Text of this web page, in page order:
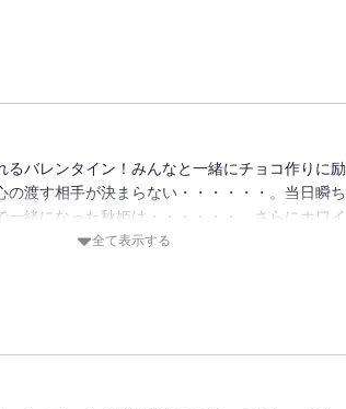
るバレンタイン！みんなと一緒にチョコ作りに励
の渡す相手が決まらない・・・・・・。当日瞬ち
一緒になった秋姫は・・・・・・。さらにホワイ
て不安定になる秋姫。チカラのコントロールがう
全て表示する